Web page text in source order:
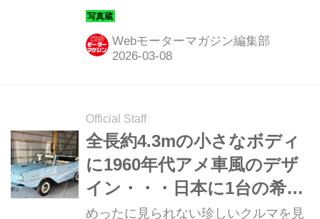
ンフィカー 770」。そのディテールを
写真で紹介しよう。
Webモーターマガジン編集部
Official Staff
全長約4.3mの小さなボディ
に1960年代アメ車風のデザ
イン・・・日本に1台の希少
車とは【コレ何？ その15】
めったに見られない珍しいクルマを見